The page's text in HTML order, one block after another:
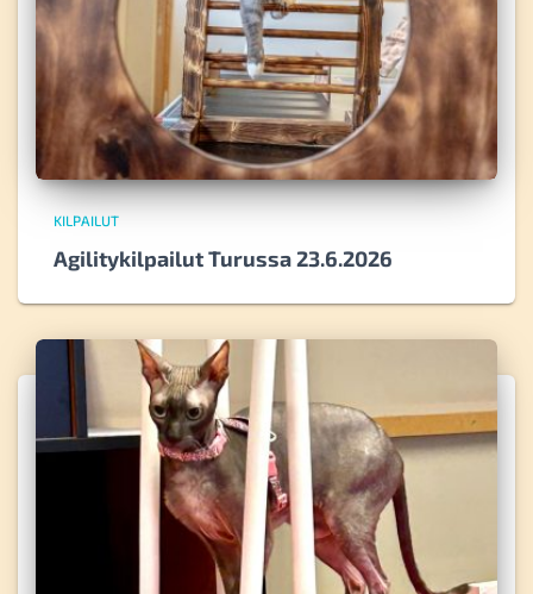
KILPAILUT
Agilitykilpailut Turussa 23.6.2026